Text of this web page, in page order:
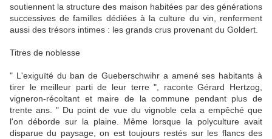
soutiennent la structure des maison habitées par des générations
successives de familles dédiées à la culture du vin, renferment
aussi des trésors intimes : les grands crus provenant du Goldert.
Titres de noblesse
" L'exiguïté du ban de Gueberschwihr a amené ses habitants à
tirer le meilleur parti de leur terre ", raconte Gérard Hertzog,
vigneron-récoltant et maire de la commune pendant plus de
trente ans. " Du point de vue du vignoble cela a empêché que
l'on déborde sur la plaine. Même lorsque la polyculture avait
disparue du paysage, on est toujours restés sur les flancs des